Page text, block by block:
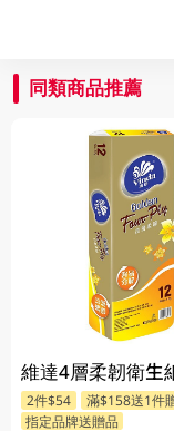
同類商品推薦
維達4層柔韌衛生
2件$54
滿$158送1件
指定品牌送贈品